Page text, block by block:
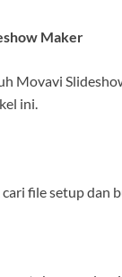
Maker
Movavi
ini.
file setup dan